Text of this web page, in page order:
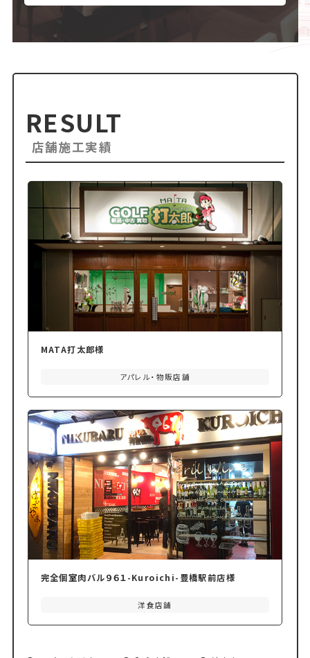
RESULT
店舗施工実績
MATA打太郎様
アパレル・物販店舗
完全個室肉バル９６１-Kuroichi-豊橋駅前店様
洋食店舗